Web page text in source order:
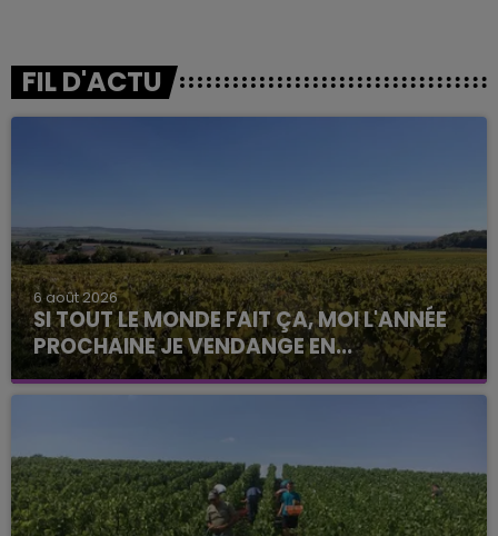
FIL D'ACTU
6 août 2026
SI TOUT LE MONDE FAIT ÇA, MOI L'ANNÉE
PROCHAINE JE VENDANGE EN...
La vendange en Champagne a débuté ce jeudi 6
août dans la commune de Montgueux (Aube). Du